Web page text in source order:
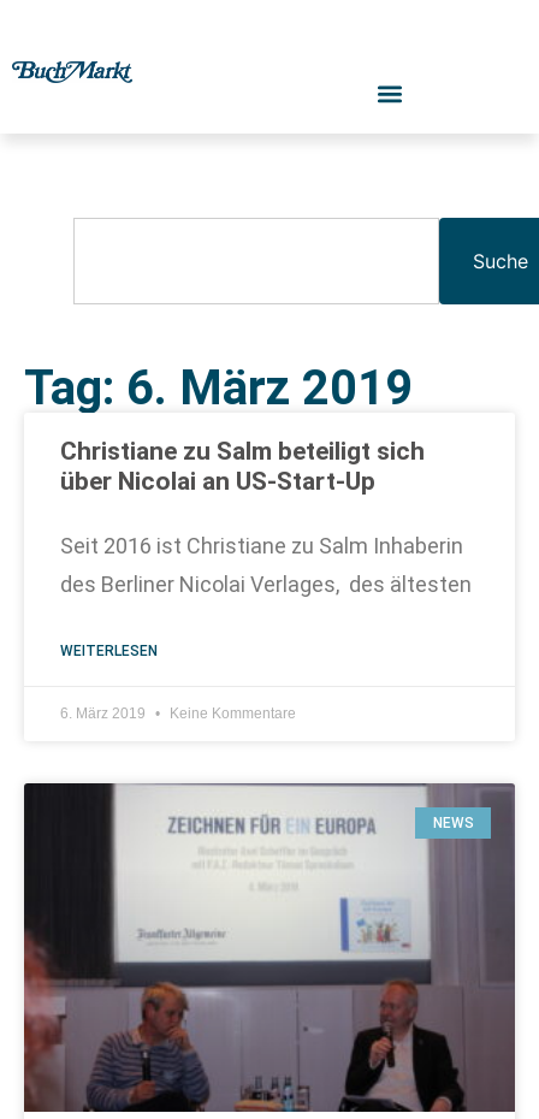
Suche
Tag: 6. März 2019
Christiane zu Salm beteiligt sich
über Nicolai an US-Start-Up
Seit 2016 ist Christiane zu Salm Inhaberin
des Berliner Nicolai Verlages, des ältesten
WEITERLESEN
6. März 2019 Keine Kommentare
NEWS